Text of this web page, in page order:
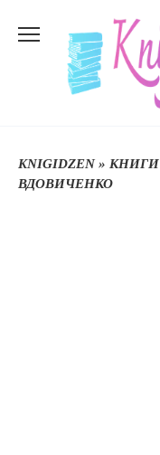
до
KNIGIDZEN» КНИГИ
ВДОВИЧЕНКО